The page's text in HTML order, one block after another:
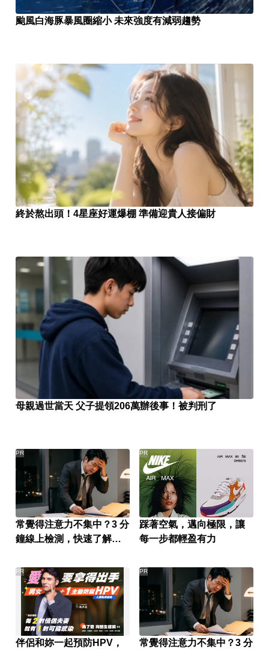
颱風白海豚暴風圈縮小 未來強度有減弱趨勢
終於熬出頭！4星座好運爆棚 準備迎貴人接偏財
母親過世當天 父子提領206萬辦後事！被判刑了
常覺得注意力不集中？3 分
鐘線上檢測，快速了解腦
PR
踩著空氣，邁向極限，讓
每一步都輕盈有力
PR
伴侶和妳一起預防HPV，
PR
常覺得注意力不集中？3 分
PR